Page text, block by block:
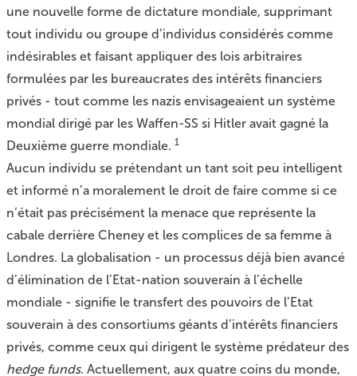
une nouvelle forme de dictature mondiale, supprimant
tout individu ou groupe d’individus considérés comme
indésirables et faisant appliquer des lois arbitraires
formulées par les bureaucrates des intérêts financiers
privés - tout comme les nazis envisageaient un système
mondial dirigé par les Waffen-SS si Hitler avait gagné la
Deuxième guerre mondiale. 1
Aucun individu se prétendant un tant soit peu intelligent
et informé n’a moralement le droit de faire comme si ce
n’était pas précisément la menace que représente la
cabale derrière Cheney et les complices de sa femme à
Londres. La globalisation - un processus déjà bien avancé
d’élimination de l’Etat-nation souverain à l’échelle
mondiale - signifie le transfert des pouvoirs de l’Etat
souverain à des consortiums géants d’intérêts financiers
privés, comme ceux qui dirigent le système prédateur des
hedge funds. Actuellement, aux quatre coins du monde,